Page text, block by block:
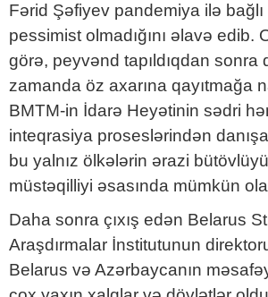
Fərid Şəfiyev pandemiya ilə bağlı
pessimist olmadığını əlavə edib.
görə, peyvənd tapıldıqdan sonra
zamanda öz axarına qayıtmağa
BMTM-in İdarə Heyətinin sədri
inteqrasiya proseslərindən
bu yalnız ölkələrin ərazi
müstəqilliyi əsasında mümkün
Daha sonra çıxış edən Belarus
Araşdırmalar İnstitutunun
Belarus və Azərbaycanın